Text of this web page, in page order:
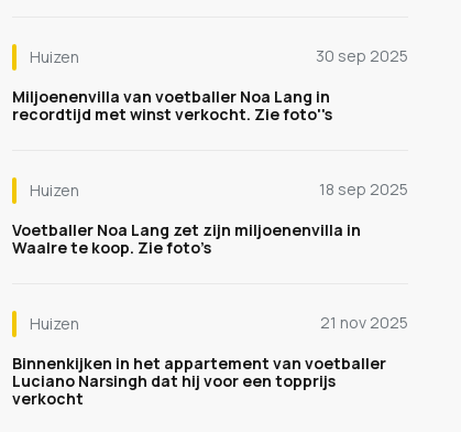
Huizen
30 sep 2025
Miljoenenvilla van voetballer Noa Lang in
recordtijd met winst verkocht. Zie foto''s
Huizen
18 sep 2025
Voetballer Noa Lang zet zijn miljoenenvilla in
Waalre te koop. Zie foto’s
Huizen
21 nov 2025
Binnenkijken in het appartement van voetballer
Luciano Narsingh dat hij voor een topprijs
verkocht